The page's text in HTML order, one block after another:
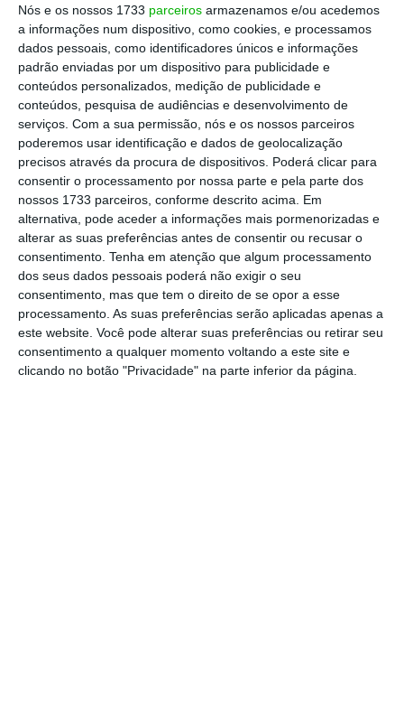
Nós e os nossos 1733 parceiros armazenamos e/ou acedemos
a informações num dispositivo, como cookies, e processamos
dados pessoais, como identificadores únicos e informações
padrão enviadas por um dispositivo para publicidade e
conteúdos personalizados, medição de publicidade e
conteúdos, pesquisa de audiências e desenvolvimento de
serviços. Com a sua permissão, nós e os nossos parceiros
poderemos usar identificação e dados de geolocalização
precisos através da procura de dispositivos. Poderá clicar para
consentir o processamento por nossa parte e pela parte dos
nossos 1733 parceiros, conforme descrito acima. Em
alternativa, pode aceder a informações mais pormenorizadas e
alterar as suas preferências antes de consentir ou recusar o
consentimento. Tenha em atenção que algum processamento
dos seus dados pessoais poderá não exigir o seu
consentimento, mas que tem o direito de se opor a esse
processamento. As suas preferências serão aplicadas apenas a
este website. Você pode alterar suas preferências ou retirar seu
consentimento a qualquer momento voltando a este site e
clicando no botão "Privacidade" na parte inferior da página.
Estado responsável pelas negociações do
OE2018 com os partidos que
parlamentarmente apoiam o Governo
socialista.
Há um OE para fechar. O que falta cumprir dos
acordos?
Ler Mais
Por isso, Pedro Nuno Santos explica que “esse
avanço” em termos orçamentais tem que ser
feito com sustentabilidade e com
responsabilidade, não adiantando valores em
termos, por exemplo, do alívio fiscal.